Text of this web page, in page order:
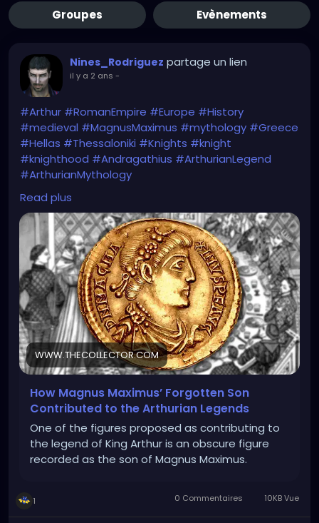
Groupes Evènements
Nines_Rodriguez partage un lien
il y a 2 ans -
#Arthur #RomanEmpire #Europe #History
#medieval #MagnusMaximus #mythology #Greece
#Hellas #Thessaloniki #Knights #knight
#knighthood #Andragathius #ArthurianLegend
#ArthurianMythology
https://www.thecollector.com/magnus-maximus-
son-arthurian-legends/
Read plus
WWW.THECOLLECTOR.COM
How Magnus Maximus’ Forgotten Son
Contributed to the Arthurian Legends
One of the figures proposed as contributing to
the legend of King Arthur is an obscure figure
recorded as the son of Magnus Maximus.
1 0 Commentaires 10KB Vue